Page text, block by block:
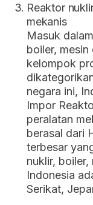
Reaktor
mekanis
Masuk
boiler, mesin
kelompok
negara ini,
Impor
peralatan
berasal dari
terbesar
nuklir, boiler,
Indonesia
Serikat,